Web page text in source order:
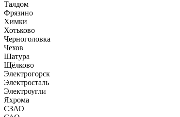
Талдом
Фрязино
Химки
Хотьково
Черноголовка
Чехов
Шатура
Щёлково
Электрогорск
Электросталь
Электроугли
Яхрома
СЗАО